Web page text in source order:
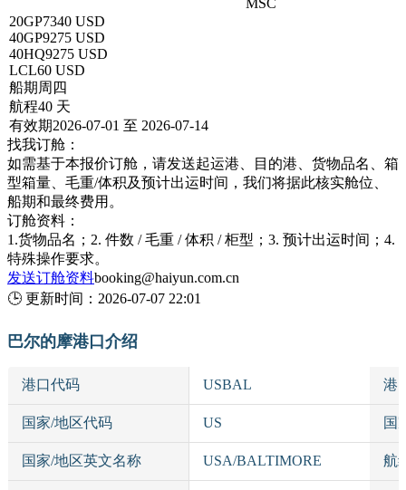
MSC
20GP7340 USD
40GP9275 USD
40HQ9275 USD
LCL60 USD
船期 周四
航程40 天
有效期2026-07-01 至 2026-07-14
找我订舱：
如需基于本报价订舱，请发送起运港、目的港、货物品名、箱
型箱量、毛重/体积及预计出运时间，我们将据此核实舱位、
船期和最终费用。
订舱资料：
1.货物品名；2. 件数 / 毛重 / 体积 / 柜型；3. 预计出运时间；4.
特殊操作要求。
发送订舱资料booking@haiyun.com.cn
🕒 更新时间： 2026-07-07 22:01
巴尔的摩港口介绍
港口代码 USBAL 港
国家/地区代码 US 国
国家/地区英文名称 USA/BALTIMORE 航